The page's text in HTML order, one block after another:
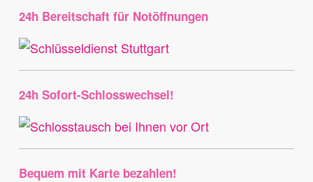
24h Bereitschaft für Notöffnungen
24h Sofort-Schlosswechsel!
Bequem mit Karte bezahlen!